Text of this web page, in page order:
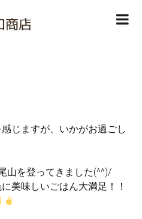
じますが、いかがお過ごし
山を登ってきました(^^)/
美味しいごはん大満足！！